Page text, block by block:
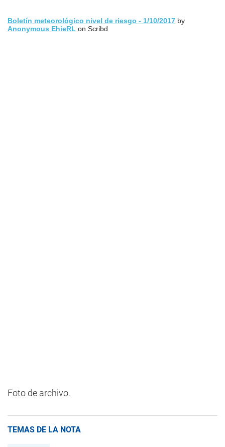
Boletín meteorológico nivel de riesgo - 1/10/2017 by
Anonymous EhieRL on Scribd
Foto de archivo.
TEMAS DE LA NOTA